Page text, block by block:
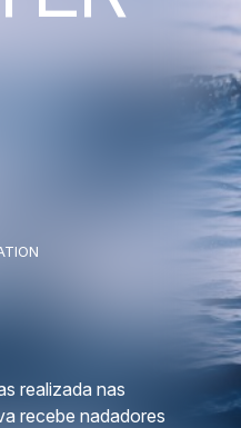
realizada nas
recebe nadadores